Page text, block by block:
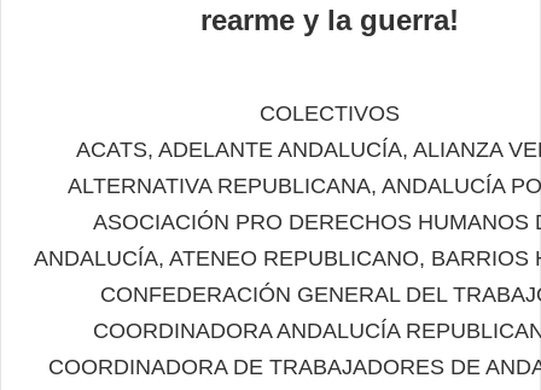
rearme y la guerra!
COLECTIVOS
ACATS, ADELANTE ANDALUCÍA, ALIANZA
ALTERNATIVA REPUBLICANA, ANDALUCÍA
ASOCIACIÓN PRO DERECHOS HUMANOS
ANDALUCÍA, ATENEO REPUBLICANO, BARRIOS
CONFEDERACIÓN GENERAL DEL
COORDINADORA ANDALUCÍA
COORDINADORA DE TRABAJADORES DE